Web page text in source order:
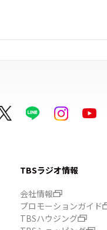
TBSラジオ情報
会社情報
プロモーションガイド
TBSハウジング